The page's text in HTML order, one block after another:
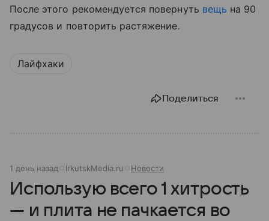
После этого рекомендуется повернуть вещь на 90
градусов и повторить растяжение.
Лайфхаки
Поделиться
1 день назад IrkutskMedia.ru Новости
Использую всего 1 хитрость
— и плита не пачкается во